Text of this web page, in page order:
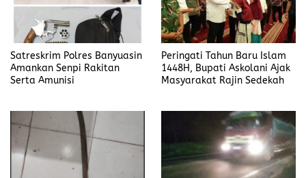
Satreskrim Polres Banyuasin
Amankan Senpi Rakitan
Serta Amunisi
Peringati Tahun Baru Islam
1448H, Bupati Askolani Ajak
Masyarakat Rajin Sedekah